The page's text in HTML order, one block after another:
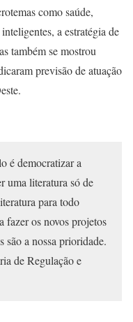
como saúde,
a estratégia de
também se mostrou
previsão de atuação
é democratizar a
uma literatura só de
para todo
fazer os novos projetos
são a nossa prioridade.
de Regulação e